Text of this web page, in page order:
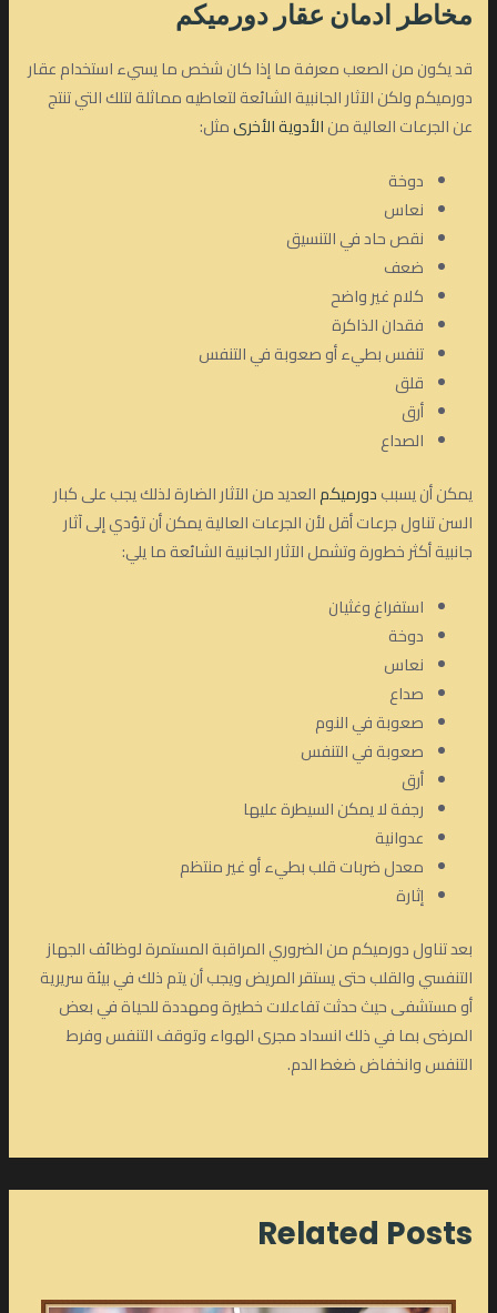
مخاطر ادمان عقار دورميكم
قد يكون من الصعب معرفة ما إذا كان شخص ما يسيء استخدام عقار
دورميكم ولكن الآثار الجانبية الشائعة لتعاطيه مماثلة لتلك التي تنتج
عن الجرعات العالية منالأدوية الأخرىمثل:
دوخة
نعاس
نقص حاد في التنسيق
ضعف
كلام غير واضح
فقدان الذاكرة
تنفس بطيء أو صعوبة في التنفس
قلق
أرق
الصداع
يمكن أن يسببدورميكمالعديد من الآثار الضارة لذلك يجب على كبار
السن تناول جرعات أقل لأن الجرعات العالية يمكن أن تؤدي إلى آثار
جانبية أكثر خطورة وتشمل الآثار الجانبية الشائعة ما يلي:
استفراغ وغثيان
دوخة
نعاس
صداع
صعوبة في النوم
صعوبة في التنفس
أرق
رجفة لا يمكن السيطرة عليها
عدوانية
معدل ضربات قلب بطيء أو غير منتظم
إثارة
بعد تناول دورميكم من الضروري المراقبة المستمرة لوظائف الجهاز
التنفسي والقلب حتى يستقر المريض ويجب أن يتم ذلك في بيئة سريرية
أو مستشفى حيث حدثت تفاعلات خطيرة ومهددة للحياة في بعض
المرضى بما في ذلك انسداد مجرى الهواء وتوقف التنفس وفرط
التنفس وانخفاض ضغط الدم.
Related Posts